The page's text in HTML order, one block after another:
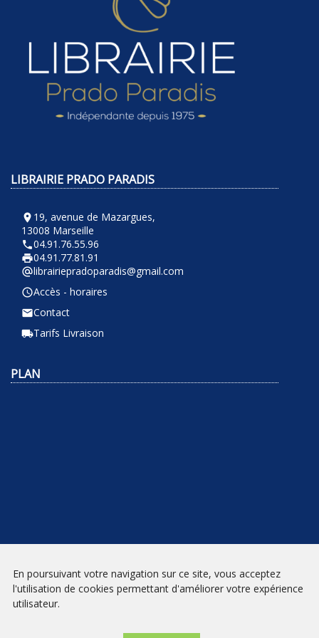
LIBRAIRIE PRADO PARADIS
room 19, avenue de Mazargues,
13008 Marseille
phone04.91.76.55.96
local_printshop04.91.77.81.91
alternate_emaillibrairiepradoparadis@gmail.com
query_builderAccès - horaires
emailContact
local_shippingTarifs Livraison
PLAN
NEWSLETTER
En poursuivant votre navigation sur ce site, vous acceptez
l'utilisation de cookies permettant d'améliorer votre expérience
utilisateur.